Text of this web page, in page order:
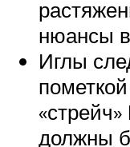
нюансы
Иглы
должны